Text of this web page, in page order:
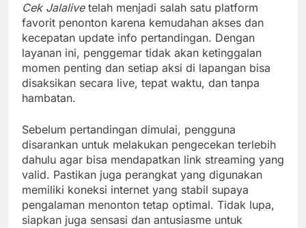
Cek Jalalivetelah menjadi salah satu platform
favorit penonton karena kemudahan akses dan
kecepatan update info pertandingan. Dengan
layanan ini, penggemar tidak akan ketinggalan
momen penting dan setiap aksi di lapangan bisa
disaksikan secara live, tepat waktu, dan tanpa
hambatan.
Sebelum pertandingan dimulai, pengguna
disarankan untuk melakukan pengecekan terlebih
dahulu agar bisa mendapatkan link streaming yang
valid. Pastikan juga perangkat yang digunakan
memiliki koneksi internet yang stabil supaya
pengalaman menonton tetap optimal. Tidak lupa,
siapkan juga sensasi dan antusiasme untuk